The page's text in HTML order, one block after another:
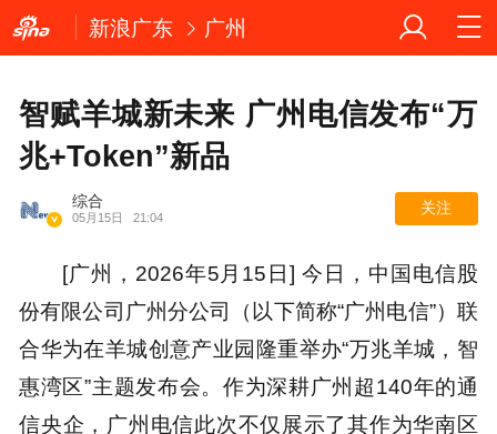
新浪广东 广州
智赋羊城新未来 广州电信发布“万
兆+Token”新品
综合
05月15日 21:04
关注
[广州，2026年5月15日] 今日，中国电信股
份有限公司广州分公司（以下简称“广州电信”）联
合华为在羊城创意产业园隆重举办“万兆羊城，智
惠湾区”主题发布会。作为深耕广州超140年的通
信央企，广州电信此次不仅展示了其作为华南区